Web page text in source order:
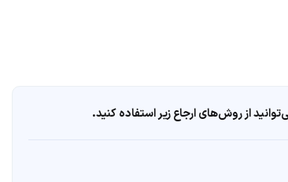
از روش‌های ارجاع زیر استفاده کنید.